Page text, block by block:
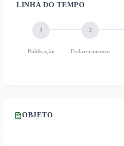
LINHA DO TEMPO
1
Publicação
2
Esclarecimentos
OBJETO